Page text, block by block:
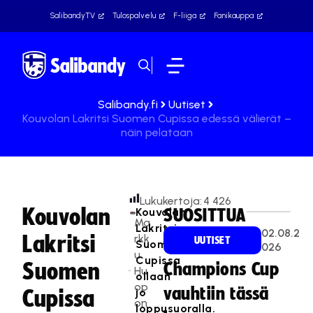
SalibandyTV Tulospalvelu F-liiga Fanikauppa
Salibandy.fi
Uutiset
Kouvolan Lakritsi Suomen Cupissa edessä välierät –
näin pelataan
Kouvolan
Lakritsi
Suomen
Cupissa
Ma
rkk
u
Hu
op
on
Lukukertoja: 4 426
Kouvolan
Lakritsi
Suomen
Cupissa
ollaan
jo
loppusuoralla.
SUOSITTUA
UUTISET
02.08.2
026
Champions Cup
vauhtiin tässä